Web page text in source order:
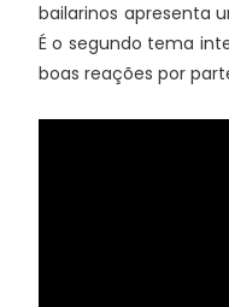
bailarinos apresenta
É o segundo tema
boas reações por